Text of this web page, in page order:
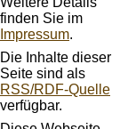
finden Sie im
Impressum.
Die Inhalte dieser
Seite sind als
RSS/RDF-Quelle
verfügbar.